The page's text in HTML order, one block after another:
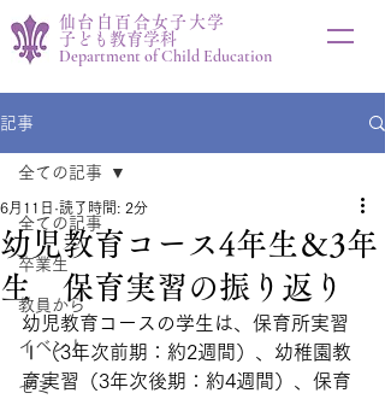
仙台白百合女子大学
子ども教育学科
Department of Child Education
記事
全ての記事
卒業生
教員から
イベント
ゼミ
全ての記事
幼児教育コース4年生＆3年
生 保育実習の振り返り
6月11日 読了時間: 2分
幼児教育コースの学生は、保育所実習
Ⅰ（3年次前期：約2週間）、幼稚園教
育実習（3年次後期：約4週間）、保育